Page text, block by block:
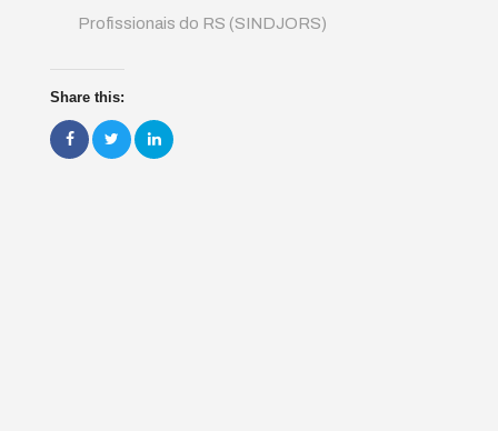
Profissionais do RS (SINDJORS)
Share this: